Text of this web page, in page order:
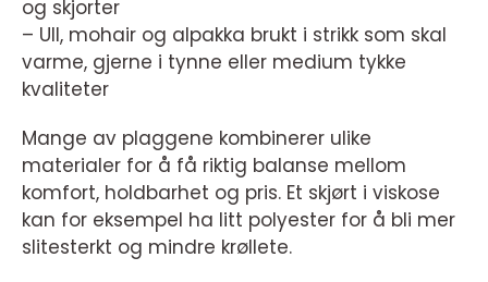
og skjorter
– Ull, mohair og alpakka brukt i strikk som skal
varme, gjerne i tynne eller medium tykke
kvaliteter
Mange av plaggene kombinerer ulike
materialer for å få riktig balanse mellom
komfort, holdbarhet og pris. Et skjørt i viskose
kan for eksempel ha litt polyester for å bli mer
slitesterkt og mindre krøllete.